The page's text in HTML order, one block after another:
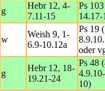
g
Hebr 12, 4-
7.11-15
Ps
14.17-
w
Weish 9, 1-
6.9-10.12a
Ps 19
oder
g
Hebr 12, 18-
19.21-24
Ps 48
10)